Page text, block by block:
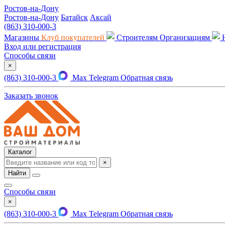
Ростов-на-Дону
Ростов-на-Дону Батайск Аксай
(863) 310-000-3
Магазины Клуб покупателей Строителям Организациям
Вход или регистрация
Способы связи
×
(863) 310-000-3 Max Telegram Обратная связь
Заказать звонок
Каталог
×
Найти
Способы связи
×
(863) 310-000-3 Max Telegram Обратная связь